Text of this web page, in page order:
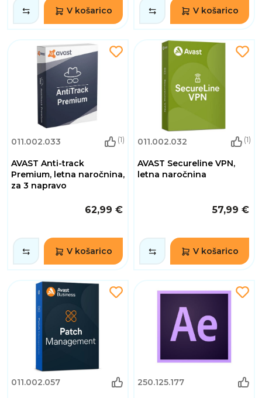
V košarico V košarico
011.002.033 (1)
AVAST Anti-track
Premium, letna naročnina,
za 3 napravo
62,99 €
V košarico
011.002.032 (1)
AVAST Secureline VPN,
letna naročnina
57,99 €
V košarico
011.002.057 250.125.177